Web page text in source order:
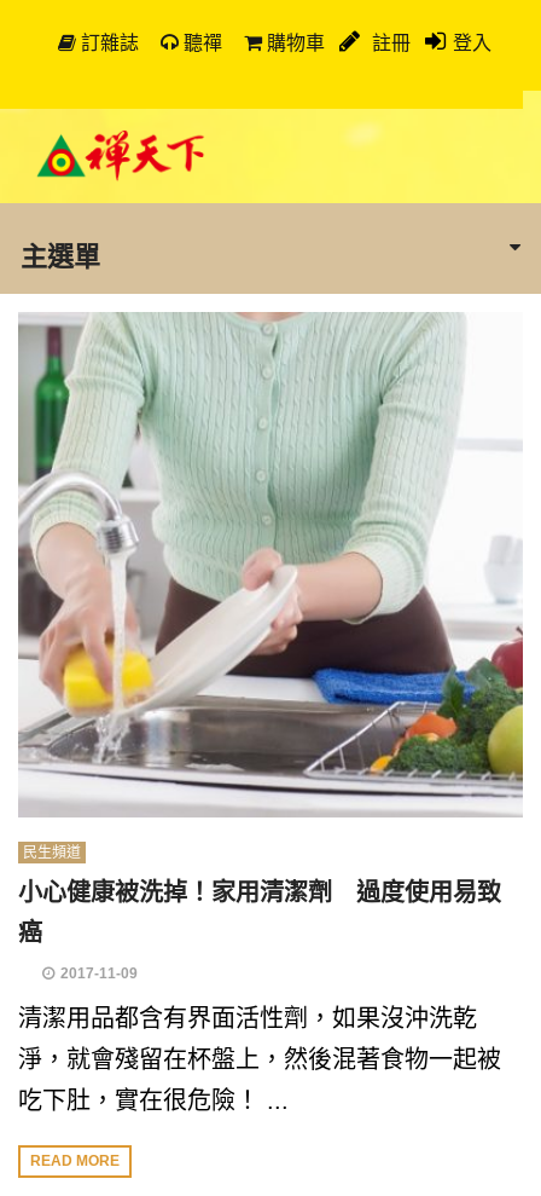
訂雜誌 聽禪 購物車 註冊 登入
主選單
民生頻道
小心健康被洗掉！家用清潔劑 過度使用易致
癌
2017-11-09
清潔用品都含有界面活性劑，如果沒沖洗乾
淨，就會殘留在杯盤上，然後混著食物一起被
吃下肚，實在很危險！ ...
READ MORE